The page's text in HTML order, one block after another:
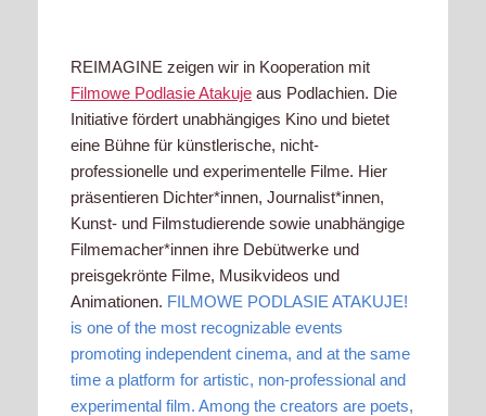
REIMAGINE zeigen wir in Kooperation mit
Filmowe Podlasie Atakuje aus Podlachien. Die
Initiative fördert unabhängiges Kino und bietet
eine Bühne für künstlerische, nicht-
professionelle und experimentelle Filme. Hier
präsentieren Dichter*innen, Journalist*innen,
Kunst- und Filmstudierende sowie unabhängige
Filmemacher*innen ihre Debütwerke und
preisgekrönte Filme, Musikvideos und
Animationen. FILMOWE PODLASIE ATAKUJE!
is one of the most recognizable events
promoting independent cinema, and at the same
time a platform for artistic, non-professional and
experimental film. Among the creators are poets,